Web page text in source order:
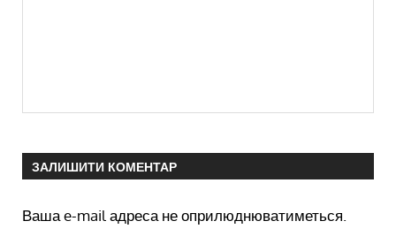
ЗАЛИШИТИ КОМЕНТАР
Ваша e-mail адреса не оприлюднюватиметься.